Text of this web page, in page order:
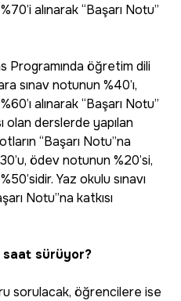
alınarak “Başarı Notu”
Programında öğretim dili
sınav notunun %40’ı,
alınarak “Başarı Notu”
olan derslerde yapılan
“Başarı Notu”na
ödev notunun %20’si,
Yaz okulu sınavı
Notu”na katkısı
saat sürüyor?
sorulacak, öğrencilere ise